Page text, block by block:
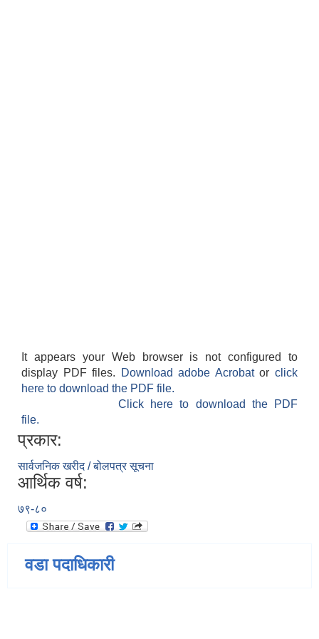
It appears your Web browser is not configured to
display PDF files.
Download adobe Acrobatorclick
here to download the PDF file.
Click here to download the PDF
file.
प्रकार:
सार्वजनिक खरीद / बोलपत्र सूचना
आर्थिक वर्ष:
७९-८०
वडा पदाधिकारी